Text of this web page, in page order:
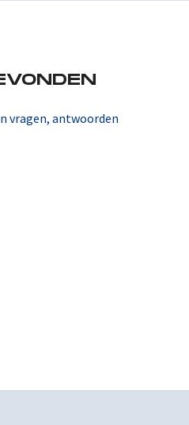
vragen, antwoorden